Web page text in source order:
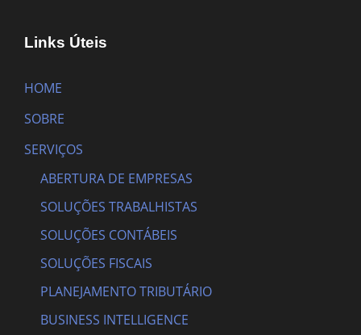
Links Úteis
HOME
SOBRE
SERVIÇOS
ABERTURA DE EMPRESAS
SOLUÇÕES TRABALHISTAS
SOLUÇÕES CONTÁBEIS
SOLUÇÕES FISCAIS
PLANEJAMENTO TRIBUTÁRIO
BUSINESS INTELLIGENCE